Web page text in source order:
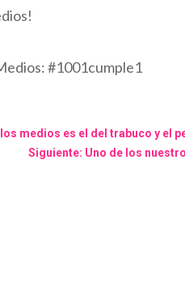
#1001cumple1
medios es el del trabuco y el
Siguiente: Uno de los